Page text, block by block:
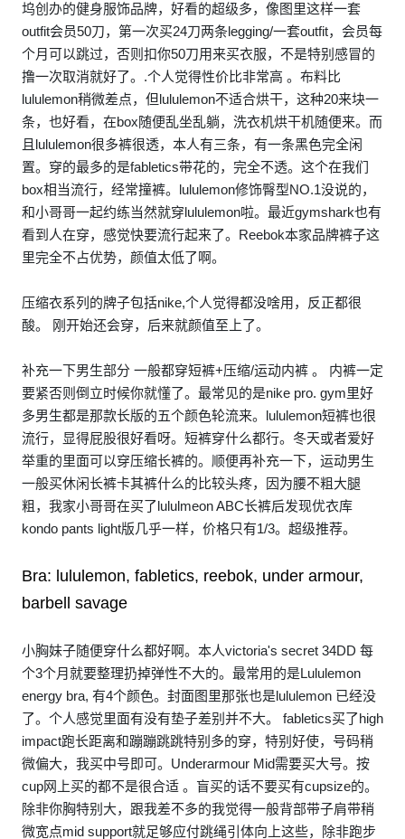
坞创办的健身服饰品牌，好看的超级多，像图里这样一套
outfit会员50刀，第一次买24刀两条legging/一套outfit，会员每
个月可以跳过，否则扣你50刀用来买衣服，不是特别感冒的
撸一次取消就好了。.个人觉得性价比非常高 。布料比
lululemon稍微差点，但lululemon不适合烘干，这种20来块一
条，也好看，在box随便乱坐乱躺，洗衣机烘干机随便来。而
且lululemon很多裤很透，本人有三条，有一条黑色完全闲
置。穿的最多的是fabletics带花的，完全不透。这个在我们
box相当流行，经常撞裤。lululemon修饰臀型NO.1没说的，
和小哥哥一起约练当然就穿lululemon啦。最近gymshark也有
看到人在穿，感觉快要流行起来了。Reebok本家品牌裤子这
里完全不占优势，颜值太低了啊。
压缩衣系列的牌子包括nike,个人觉得都没啥用，反正都很
酸。 刚开始还会穿，后来就颜值至上了。
补充一下男生部分 一般都穿短裤+压缩/运动内裤 。 内裤一定
要紧否则倒立时候你就懂了。最常见的是nike pro. gym里好
多男生都是那款长版的五个颜色轮流来。lululemon短裤也很
流行，显得屁股很好看呀。短裤穿什么都行。冬天或者爱好
举重的里面可以穿压缩长裤的。顺便再补充一下，运动男生
一般买休闲长裤卡其裤什么的比较头疼，因为腰不粗大腿
粗，我家小哥哥在买了lululmeon ABC长裤后发现优衣库
kondo pants light版几乎一样，价格只有1/3。超级推荐。
Bra: lululemon, fabletics, reebok, under armour,
barbell savage
小胸妹子随便穿什么都好啊。本人victoria's secret 34DD 每
个3个月就要整理扔掉弹性不大的。最常用的是Lululemon
energy bra, 有4个颜色。封面图里那张也是lululemon 已经没
了。个人感觉里面有没有垫子差别并不大。 fabletics买了high
impact跑长距离和蹦蹦跳跳特别多的穿，特别好使，号码稍
微偏大，我买中号即可。Underarmour Mid需要买大号。按
cup网上买的都不是很合适 。盲买的话不要买有cupsize的。
除非你胸特别大，跟我差不多的我觉得一般背部带子肩带稍
微宽点mid support就足够应付跳绳引体向上这些，除非跑步